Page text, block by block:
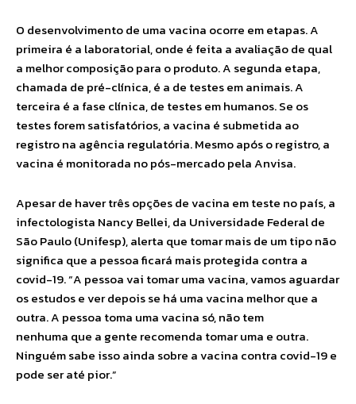
O desenvolvimento de uma vacina ocorre em etapas. A
primeira é a laboratorial, onde é feita a avaliação de qual
a melhor composição para o produto. A segunda etapa,
chamada de pré-clínica, é a de testes em animais. A
terceira é a fase clínica, de testes em humanos. Se os
testes forem satisfatórios, a vacina é submetida ao
registro na agência regulatória. Mesmo após o registro, a
vacina é monitorada no pós-mercado pela Anvisa.
Apesar de haver três opções de vacina em teste no país, a
infectologista Nancy Bellei, da Universidade Federal de
São Paulo (Unifesp), alerta que tomar mais de um tipo não
significa que a pessoa ficará mais protegida contra a
covid-19. “A pessoa vai tomar uma vacina, vamos aguardar
os estudos e ver depois se há uma vacina melhor que a
outra. A pessoa toma uma vacina só, não tem
nenhuma que a gente recomenda tomar uma e outra.
Ninguém sabe isso ainda sobre a vacina contra covid-19 e
pode ser até pior.”